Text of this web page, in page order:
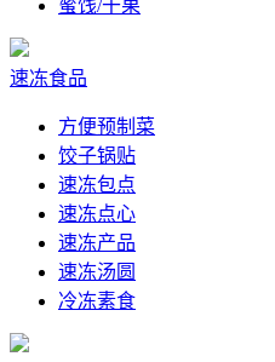
蜜饯/干果
速冻食品
方便预制菜
饺子锅贴
速冻包点
速冻点心
速冻产品
速冻汤圆
冷冻素食